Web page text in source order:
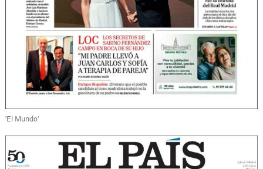
'El Mundo'